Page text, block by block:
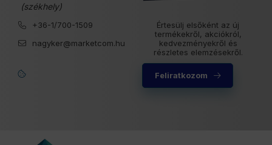
(székhely)
+36-1/700-1509
nagyker@marketcom.hu
Értesülj elsőként az új
termékekről, akciókról,
kedvezményekről és
részletes elemzésekről.
Feliratkozom